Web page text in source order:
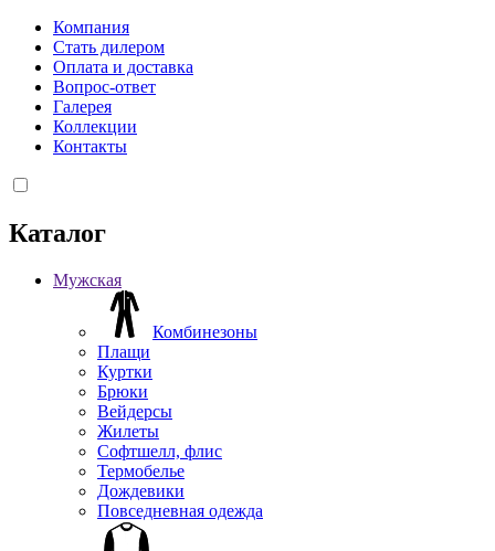
Компания
Стать дилером
Оплата и доставка
Вопрос-ответ
Галерея
Коллекции
Контакты
Каталог
Мужская
Комбинезоны
Плащи
Куртки
Брюки
Вейдерсы
Жилеты
Софтшелл, флис
Термобелье
Дождевики
Повседневная одежда